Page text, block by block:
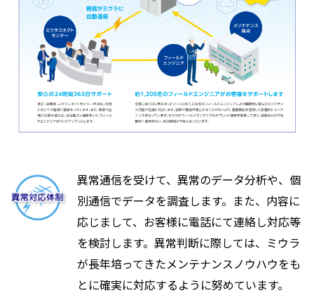
異常通信を受けて、異常のデータ分析や、個
別通信でデータを調査します。また、内容に
応じまして、お客様に電話にて連絡し対応等
を検討します。異常判断に際しては、ミウラ
が長年培ってきたメンテナンスノウハウをも
とに確実に対応するように努めています。